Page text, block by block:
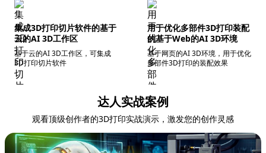
集成3D打印切片软件的基于
云的AI 3D工作区
基于云的AI 3D工作区，可集成
3D打印切片软件
用于优化多部件3D打印装配
的基于Web的AI 3D环境
基于网页的AI 3D环境，用于优化
多部件3D打印的装配效果
达人实战案例
观看顶级创作者的3D打印实战演示，激发您的创作灵感